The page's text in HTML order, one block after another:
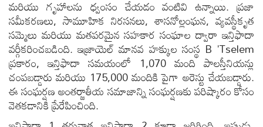
మరియు గృహాలను ధ్వంసం చేయడం వంటివి ఉన్నాయి. ప్రజా
సమీకరణలు, సామూహిక నిరసనలు, శాసనోల్లంఘన, వ్యవస్థీకృత
సమ్మెలు మరియు మతపరమైన సహకార సంఘాల ద్వారా ఇన్తిఫాదా
వర్గీకరించబడింది. ఇజ్రాయెల్ మానవ హక్కుల సంస్థ B 'Tselem
ప్రకారం, ఇన్తిఫాదా సమయంలో 1,070 మంది పాలస్తీనియన్లు
చంపబడ్డారు మరియు 175,000 మందికి పైగా అరెస్టు చేయబడ్డారు.
ఈ సంఘర్షణ అంతర్జాతీయ సమాజాన్ని సంఘర్షణకు పరిష్కారం కోసం
వెతకడానికి ప్రేరేపించింది.